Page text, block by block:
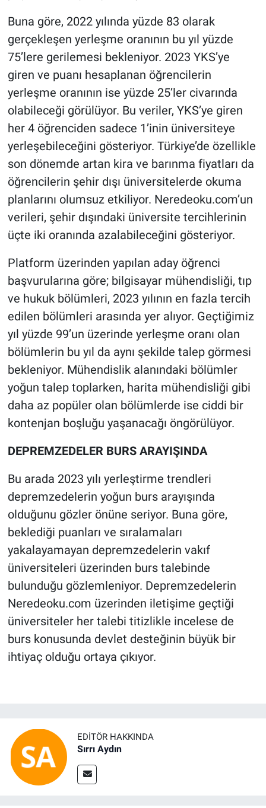
Buna göre, 2022 yılında yüzde 83 olarak
gerçekleşen yerleşme oranının bu yıl yüzde
75’lere gerilemesi bekleniyor. 2023 YKS’ye
giren ve puanı hesaplanan öğrencilerin
yerleşme oranının ise yüzde 25’ler civarında
olabileceği görülüyor. Bu veriler, YKS’ye giren
her 4 öğrenciden sadece 1’inin üniversiteye
yerleşebileceğini gösteriyor. Türkiye’de özellikle
son dönemde artan kira ve barınma fiyatları da
öğrencilerin şehir dışı üniversitelerde okuma
planlarını olumsuz etkiliyor. Neredeoku.com’un
verileri, şehir dışındaki üniversite tercihlerinin
üçte iki oranında azalabileceğini gösteriyor.
Platform üzerinden yapılan aday öğrenci
başvurularına göre; bilgisayar mühendisliği, tıp
ve hukuk bölümleri, 2023 yılının en fazla tercih
edilen bölümleri arasında yer alıyor. Geçtiğimiz
yıl yüzde 99’un üzerinde yerleşme oranı olan
bölümlerin bu yıl da aynı şekilde talep görmesi
bekleniyor. Mühendislik alanındaki bölümler
yoğun talep toplarken, harita mühendisliği gibi
daha az popüler olan bölümlerde ise ciddi bir
kontenjan boşluğu yaşanacağı öngörülüyor.
DEPREMZEDELER BURS ARAYIŞINDA
Bu arada 2023 yılı yerleştirme trendleri
depremzedelerin yoğun burs arayışında
olduğunu gözler önüne seriyor. Buna göre,
beklediği puanları ve sıralamaları
yakalayamayan depremzedelerin vakıf
üniversiteleri üzerinden burs talebinde
bulunduğu gözlemleniyor. Depremzedelerin
Neredeoku.com üzerinden iletişime geçtiği
üniversiteler her talebi titizlikle incelese de
burs konusunda devlet desteğinin büyük bir
ihtiyaç olduğu ortaya çıkıyor.
EDITÖR HAKKINDA
Sırrı Aydın